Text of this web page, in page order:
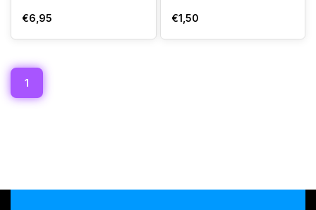
€6,95 €1,50
1